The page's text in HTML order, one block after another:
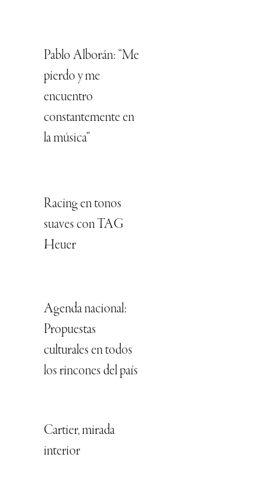
Pablo Alborán: “Me
pierdo y me
encuentro
constantemente en
la música”
Racing en tonos
suaves con TAG
Heuer
Agenda nacional:
Propuestas
culturales en todos
los rincones del país
Cartier, mirada
interior